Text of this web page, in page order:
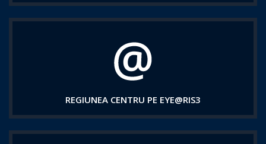
REGIUNEA CENTRU PE EYE@RIS3